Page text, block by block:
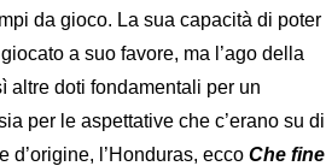
da gioco. La sua capacità di poter
a suo favore, ma l’ago della
altre doti fondamentali per un
per le aspettative che c’erano su di
d’origine, l’Honduras, ecco Che fine